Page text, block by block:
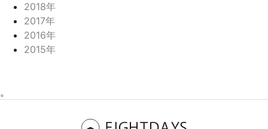
2018年
2017年
2016年
2015年
。